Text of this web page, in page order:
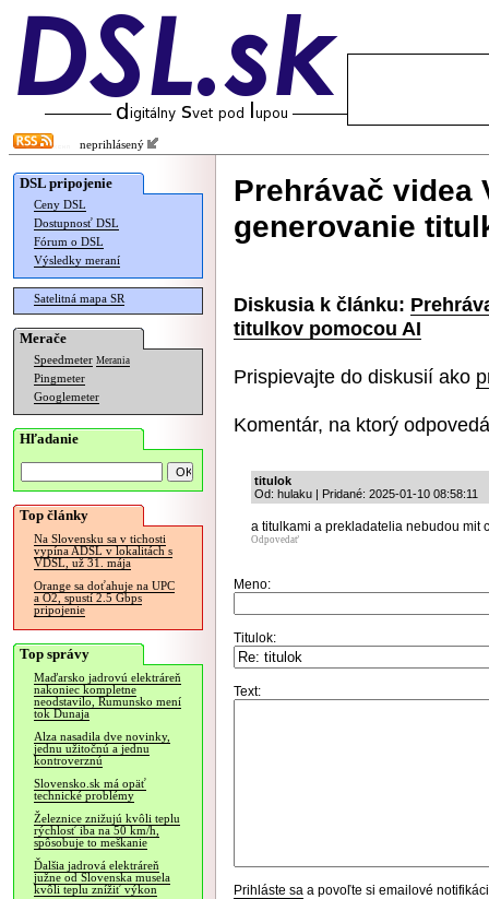
neprihlásený
DSL pripojenie
Ceny DSL
Dostupnosť DSL
Fórum o DSL
Výsledky meraní
Satelitná mapa SR
Merače
Speedmeter Merania
Pingmeter
Googlemeter
Hľadanie
Top články
Na Slovensku sa v tichosti
vypína ADSL v lokalitách s
VDSL, už 31. mája
Orange sa doťahuje na UPC
a O2, spustí 2.5 Gbps
pripojenie
Top správy
Maďarsko jadrovú elektráreň
nakoniec kompletne
neodstavilo, Rumunsko mení
tok Dunaja
Alza nasadila dve novinky,
jednu užitočnú a jednu
kontroverznú
Slovensko.sk má opäť
technické problémy
Železnice znižujú kvôli teplu
rýchlosť iba na 50 km/h,
spôsobuje to meškanie
Ďalšia jadrová elektráreň
južne od Slovenska musela
kvôli teplu znížiť výkon
Prehrávač videa
generovanie
Diskusia k článku:
titulkov pomocou AI
Prispievajte do diskusií ako
Komentár, na ktorý
titulok
Od: hulaku | Pridané: 2025-01-10 08:58:11
a titulkami a prekladatelia nebudou mit
Odpovedať
Meno:
Titulok:
Text:
Prihláste sa a povoľte si emailové